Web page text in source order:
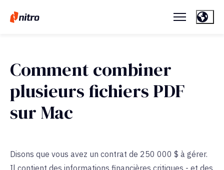
Comment combiner
plusieurs fichiers PDF
sur Mac
Disons que vous avez un contrat de 250 000 $ à gérer.